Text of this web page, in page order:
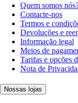
Quem somos
Contacte-nos
Termos e
Devoluções e
Informação legal
Meios de
Tarifas e opções
Nota de
Nossas lojas